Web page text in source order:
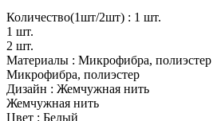
Количество(1шт/2шт) : 1 шт.
1 шт.
2 шт.
Материалы : Микрофибра, полиэстер
Микрофибра, полиэстер
Дизайн : Жемчужная нить
Жемчужная нить
Цвет : Белый